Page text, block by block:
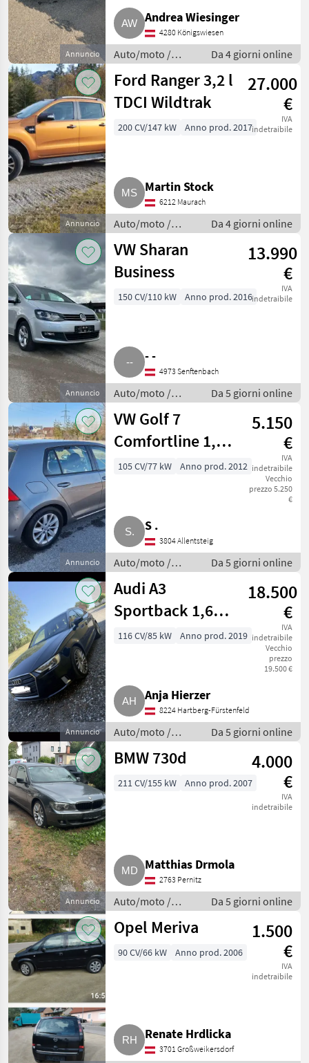
Annuncio
Andrea Wiesinger
4280 Königswiesen
Auto/moto /
Berline
Da 4 giorni online
Annuncio
Ford Ranger 3,2 l
TDCI Wildtrak
27.000
€
IVA
indetraibile
200 CV/147 kW Anno prod. 2017
Martin Stock
6212 Maurach
Auto/moto /
Berline
Da 4 giorni online
Annuncio
VW Sharan
Business
13.990
€
IVA
indetraibile
150 CV/110 kW Anno prod. 2016
- -
4973 Senftenbach
Auto/moto /
Berline
Da 5 giorni online
Annuncio
VW Golf 7
Comfortline 1,6
BMT TDI DPF
5.150
€
IVA
indetraibile
Vecchio
prezzo 5.250
€
105 CV/77 kW Anno prod. 2012
S .
3804 Allentsteig
Auto/moto /
Berline
Da 5 giorni online
Annuncio
Audi A3
Sportback 1,6
TDI
18.500
€
IVA
indetraibile
Vecchio
prezzo
19.500 €
116 CV/85 kW Anno prod. 2019
Anja Hierzer
8224 Hartberg-Fürstenfeld
Auto/moto /
Berline
Da 5 giorni online
Annuncio
BMW 730d
4.000
€
IVA
indetraibile
211 CV/155 kW Anno prod. 2007
Matthias Drmola
2763 Pernitz
Auto/moto /
Berline
Da 5 giorni online
Opel Meriva
1.500
€
IVA
indetraibile
90 CV/66 kW Anno prod. 2006
Renate Hrdlicka
3701 Großweikersdorf